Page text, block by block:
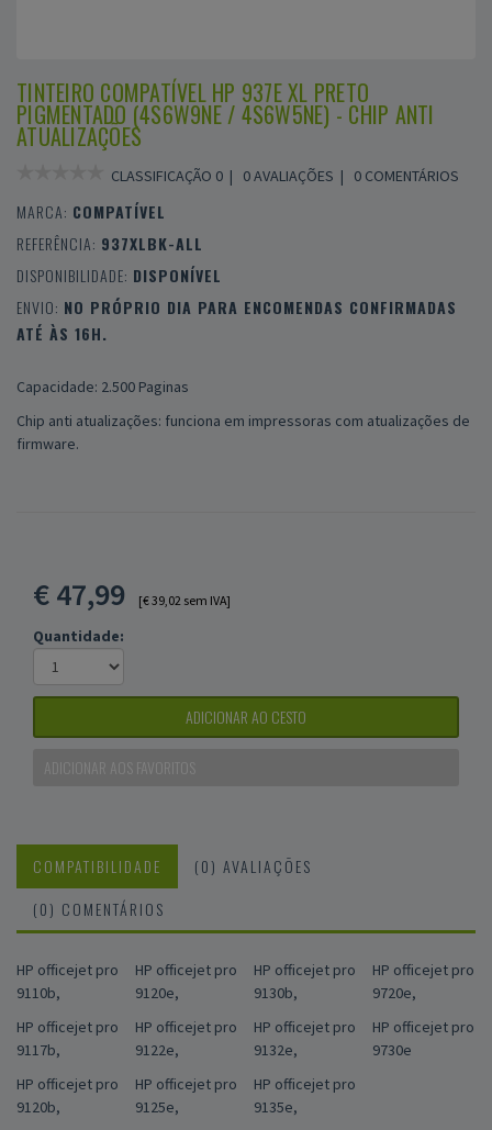
TINTEIRO COMPATÍVEL HP 937E XL PRETO
PIGMENTADO (4S6W9NE / 4S6W5NE) - CHIP ANTI
ATUALIZAÇÕES
CLASSIFICAÇÃO 0 | 0 AVALIAÇÕES | 0 COMENTÁRIOS
MARCA: COMPATÍVEL
REFERÊNCIA: 937XLBK-ALL
DISPONIBILIDADE: DISPONÍVEL
ENVIO: NO PRÓPRIO DIA PARA ENCOMENDAS CONFIRMADAS
ATÉ ÀS 16H.
Capacidade: 2.500 Paginas
Chip anti atualizações: funciona em impressoras com atualizações de
firmware.
€47,99 [€ 39,02 sem IVA]
Quantidade:
ADICIONAR AO CESTO
ADICIONAR AOS FAVORITOS
COMPATIBILIDADE
(0) AVALIAÇÕES
(0) COMENTÁRIOS
HP officejet pro
9110b,
HP officejet pro
9117b,
HP officejet pro
9120b,
HP officejet pro
9120e,
HP officejet pro
9122e,
HP officejet pro
9125e,
HP officejet pro
9130b,
HP officejet pro
9132e,
HP officejet pro
9135e,
HP officejet pro
9720e,
HP officejet pro
9730e